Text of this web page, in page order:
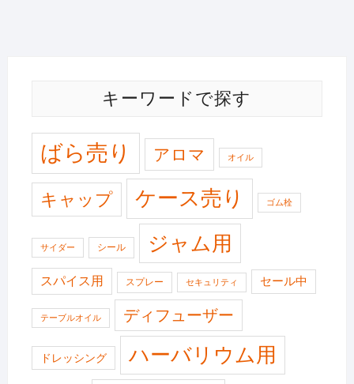
キーワードで探す
ばら売り アロマ オイル
キャップ ケース売り ゴム栓
サイダー シール ジャム用
スパイス用 スプレー セキュリティ セール中
テーブルオイル ディフューザー
ドレッシング ハーバリウム用